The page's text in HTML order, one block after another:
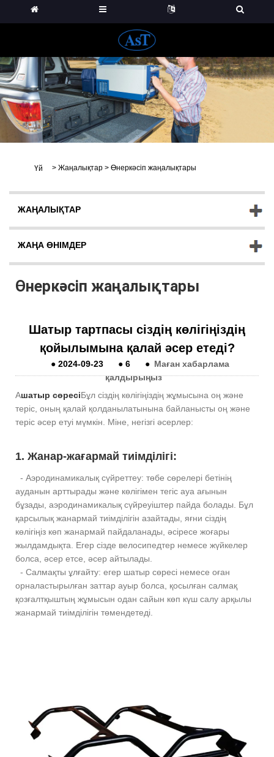
Үй > Жаңалықтар > Өнеркәсіп жаңалықтары
ЖАҢАЛЫҚТАР
ЖАҢА ӨНІМДЕР
Өнеркәсіп жаңалықтары
Шатыр тартпасы сіздің көлігіңіздің
қойылымына қалай әсер етеді?
● 2024-09-23 ● 6 ● Маған хабарлама
қалдырыңыз
Aшатыр сөресіБұл сіздің көлігіңіздің жұмысына оң және
теріс, оның қалай қолданылатынына байланысты оң және
теріс әсер етуі мүмкін. Міне, негізгі әсерлер:
1. Жанар-жағармай тиімділігі:
- Аэродинамикалық сүйреттеу: төбе сөрелері бетінің
ауданын арттырады және көлігімен тегіс ауа ағынын
бұзады, аэродинамикалық сүйреуіштер пайда болады. Бұл
қарсылық жанармай тиімділігін азайтады, яғни сіздің
көлігіңіз көп жанармай пайдаланады, әсіресе жоғары
жылдамдықта. Егер сізде велосипедтер немесе жүйкелер
болса, әсер етсе, әсер айтылады.
- Салмақты ұлғайту: егер шатыр сөресі немесе оған
орналастырылған заттар ауыр болса, қосылған салмақ
қозғалтқыштың жұмысын одан сайын көп күш салу арқылы
жанармай тиімділігін төмендетеді.